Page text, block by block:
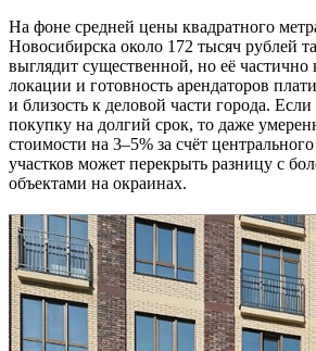
На фоне средней цены квадратного
Новосибирска около 172 тысяч рублей
выглядит существенной, но её частично
локации и готовность арендаторов
и близость к деловой части города. Если
покупку на долгий срок, то даже
стоимости на 3–5% за счёт
участков может перекрыть разницу с
объектами на окраинах.